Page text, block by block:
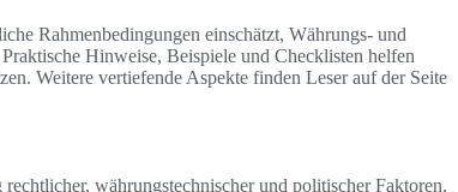
Rahmenbedingungen einschätzt, Währungs- und
Hinweise, Beispiele und Checklisten helfen
Weitere vertiefende Aspekte finden Leser auf der Seite
währungstechnischer und politischer Faktoren.